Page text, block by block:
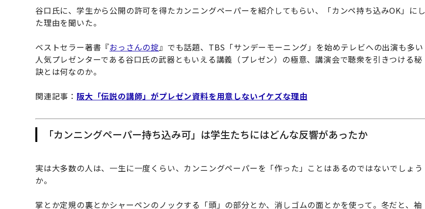
谷口氏に、学生から公開の許可を得たカンニングペーパーを紹介してもらい、「カンペ持ち込みOK」にし
た理由を聞いた。
ベストセラー著書『おっさんの掟』でも話題、TBS「サンデーモーニング」を始めテレビへの出演も多い
人気プレゼンターである谷口氏の武器ともいえる講義（プレゼン）の極意、講演会で聴衆を引きつける秘
訣とは何なのか。
関連記事： 阪大「伝説の講師」がプレゼン資料を用意しないイケズな理由
「カンニングペーパー持ち込み可」は学生たちにはどんな反響があったか
実は大多数の人は、一生に一度くらい、カンニングペーパーを「作った」ことはあるのではないでしょう
か。
掌とか定規の裏とかシャーペンのノックする「頭」の部分とか、消しゴムの面とかを使って。冬だと、袖